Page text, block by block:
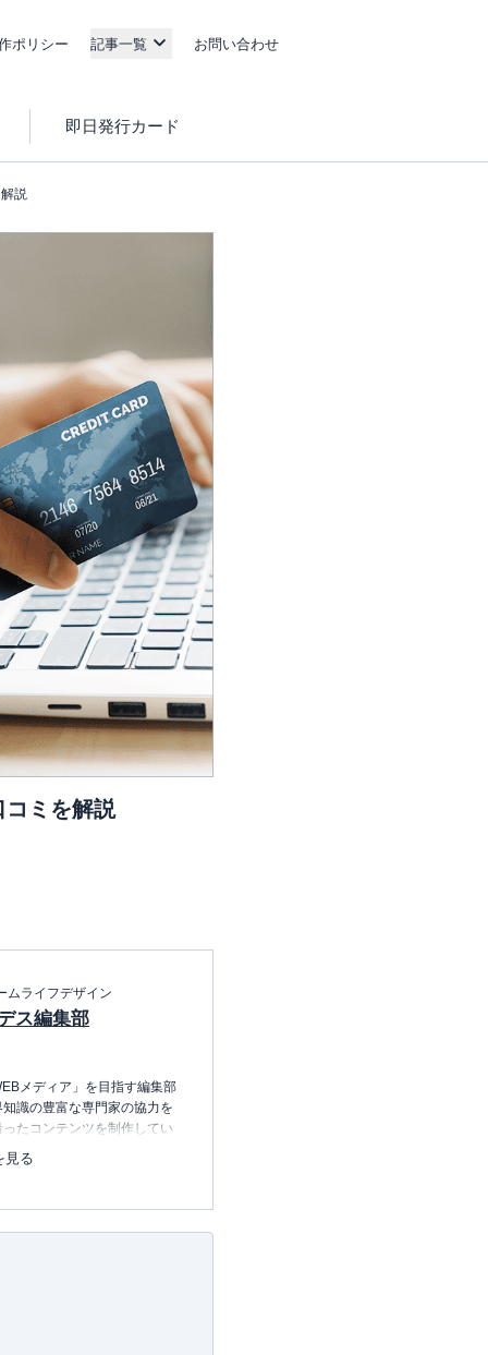
ポリシー 記事一覧 お問い合わせ
即日発行カード
説
コミを解説
ムライフデザイン
ス編集部
メディア」を目指す編集部
識の豊富な専門家の協力を
たコンテンツを制作してい
に、読者の「まよい」を解
ンテンツを制作中です。
コレの選び方BOOK
見る